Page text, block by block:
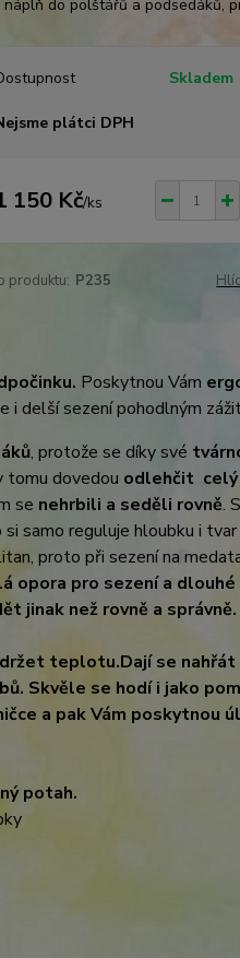
náplň do polštářů a podsedáků,
Skladem
plátci DPH
150 Kč/ks
produktu: P235
Poskytnou Vám
i delší sezení pohodlným
, protože se díky své
tomu dovedou odlehčit celý
se nehrbili a seděli rovně.
samo reguluje hloubku i
proto při sezení na
opora pro sezení a
jinak než rovně a správně.
teplotu.Dají se
Skvěle se hodí i jako
a pak Vám poskytnou
potah.